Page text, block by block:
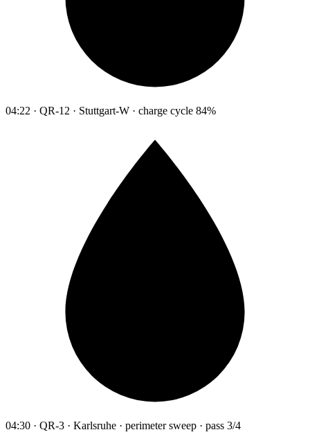
04:22 · QR-12 · Stuttgart-W · charge cycle 84%
04:30 · QR-3 · Karlsruhe · perimeter sweep · pass 3/4